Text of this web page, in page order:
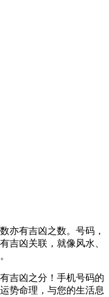
亦有吉凶之数。号码，
吉凶关联，就像风水、
吉凶之分！手机号码的
势命理，与您的生活息